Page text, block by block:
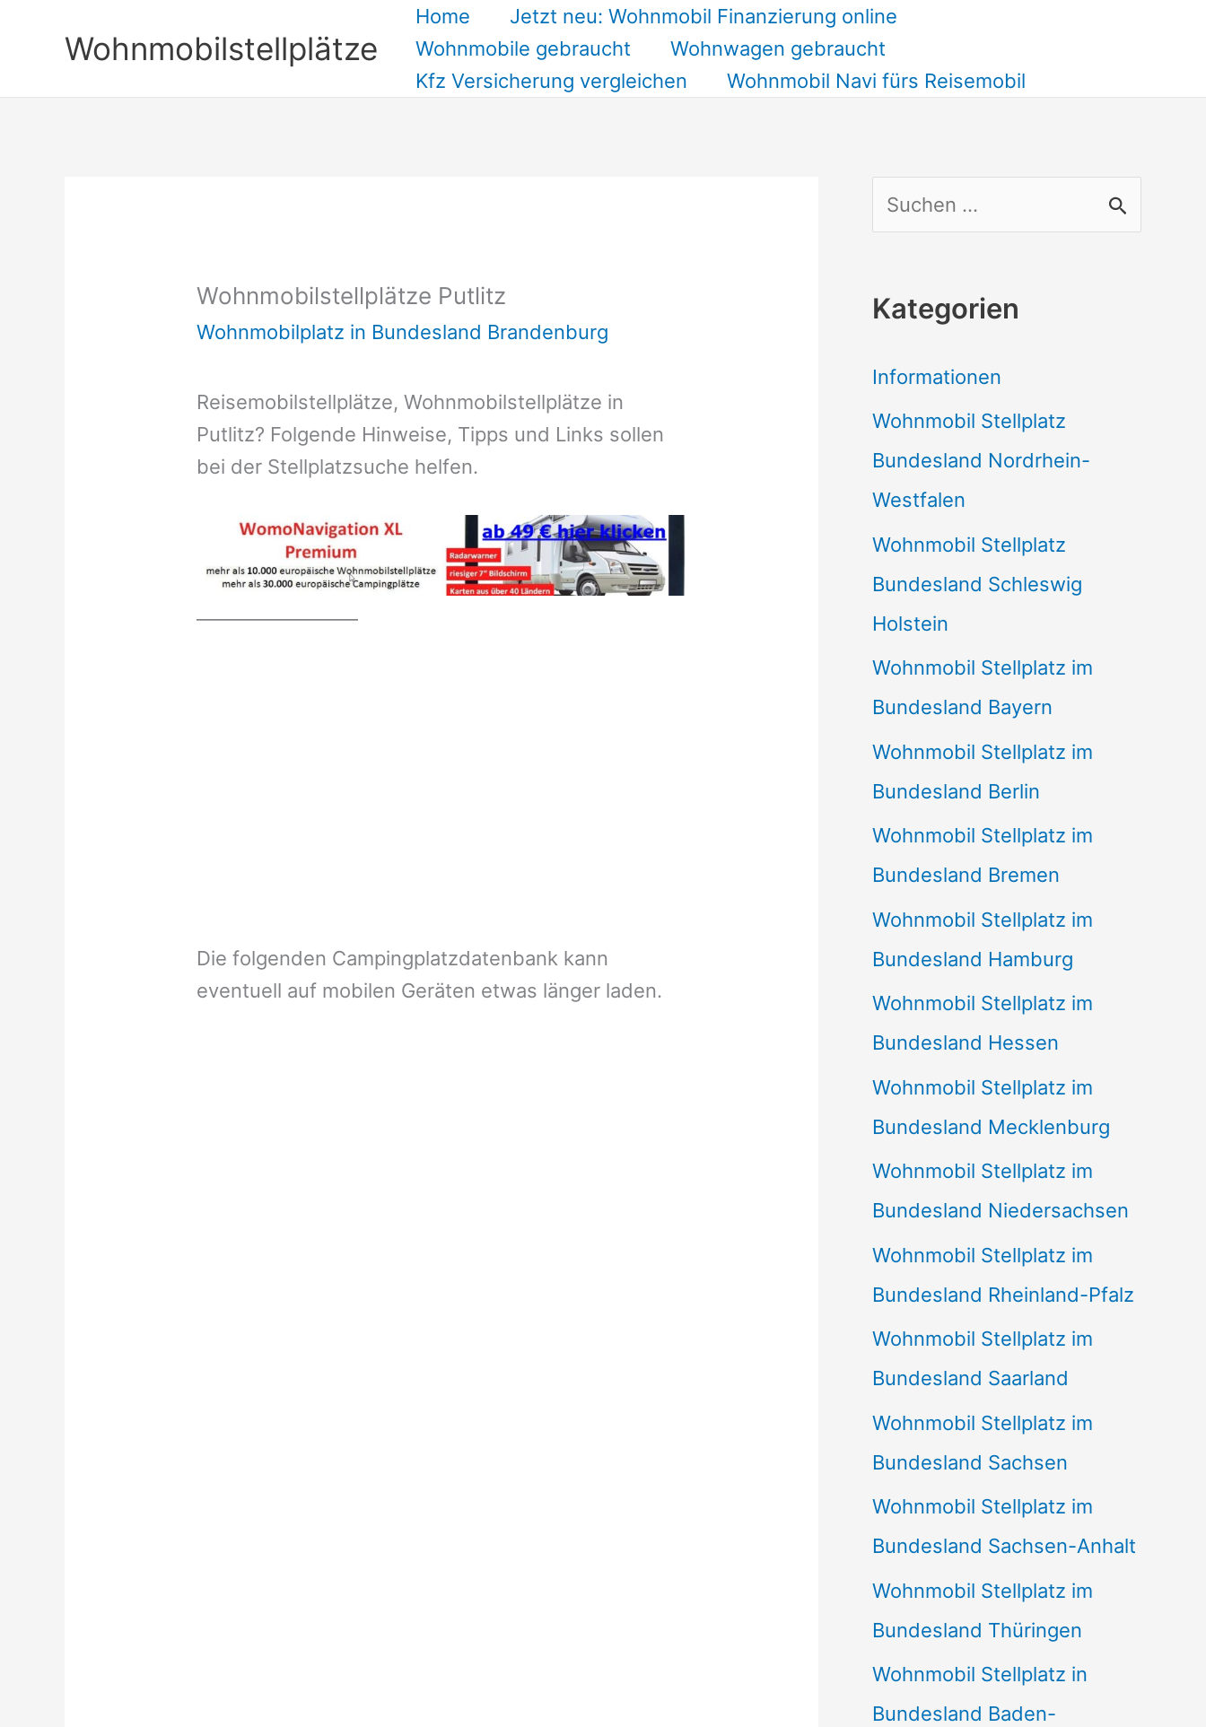
Wohnmobilstellplätze
Home
Jetzt neu: Wohnmobil Finanzierung online
Wohnmobile gebraucht
Wohnwagen gebraucht
Kfz Versicherung vergleichen
Wohnmobil Navi fürs Reisemobil
Wohnmobilstellplätze Putlitz
Wohnmobilplatz in Bundesland Brandenburg
Reisemobilstellplätze, Wohnmobilstellplätze in
Putlitz? Folgende Hinweise, Tipps und Links sollen
bei der Stellplatzsuche helfen.
Die folgenden Campingplatzdatenbank kann
eventuell auf mobilen Geräten etwas länger laden.
u
h
n
a
c
h
:
Kategorien
Informationen
Wohnmobil Stellplatz
Bundesland Nordrhein-
Westfalen
Wohnmobil Stellplatz
Bundesland Schleswig
Holstein
Wohnmobil Stellplatz im
Bundesland Bayern
Wohnmobil Stellplatz im
Bundesland Berlin
Wohnmobil Stellplatz im
Bundesland Bremen
Wohnmobil Stellplatz im
Bundesland Hamburg
Wohnmobil Stellplatz im
Bundesland Hessen
Wohnmobil Stellplatz im
Bundesland Mecklenburg
Wohnmobil Stellplatz im
Bundesland Niedersachsen
Wohnmobil Stellplatz im
Bundesland Rheinland-Pfalz
Wohnmobil Stellplatz im
Bundesland Saarland
Wohnmobil Stellplatz im
Bundesland Sachsen
Wohnmobil Stellplatz im
Bundesland Sachsen-Anhalt
Wohnmobil Stellplatz im
Bundesland Thüringen
Wohnmobil Stellplatz in
Bundesland Baden-